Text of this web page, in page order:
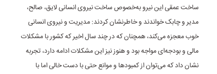
ساخت عمقی این نیرو به‌خصوص ساخت نیروی انسانی لایق، صالح،
مدیر و چابک خواندند و خاطرنشان کردند: مدیریت و نیروی انسانی
خوب معجزه می‌کند، همچنان که در چند سال اخیر که کشور با مشکلات
مالی و بودجه‌ای مواجه بود و هنوز نیز این مشکلات ادامه دارد، تجربه
نشان داد که می‌توان از کمبودها و موانع حتی با دست خالی اما با